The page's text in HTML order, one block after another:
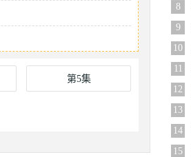
第5集
8
9
10
11
12
13
14
15